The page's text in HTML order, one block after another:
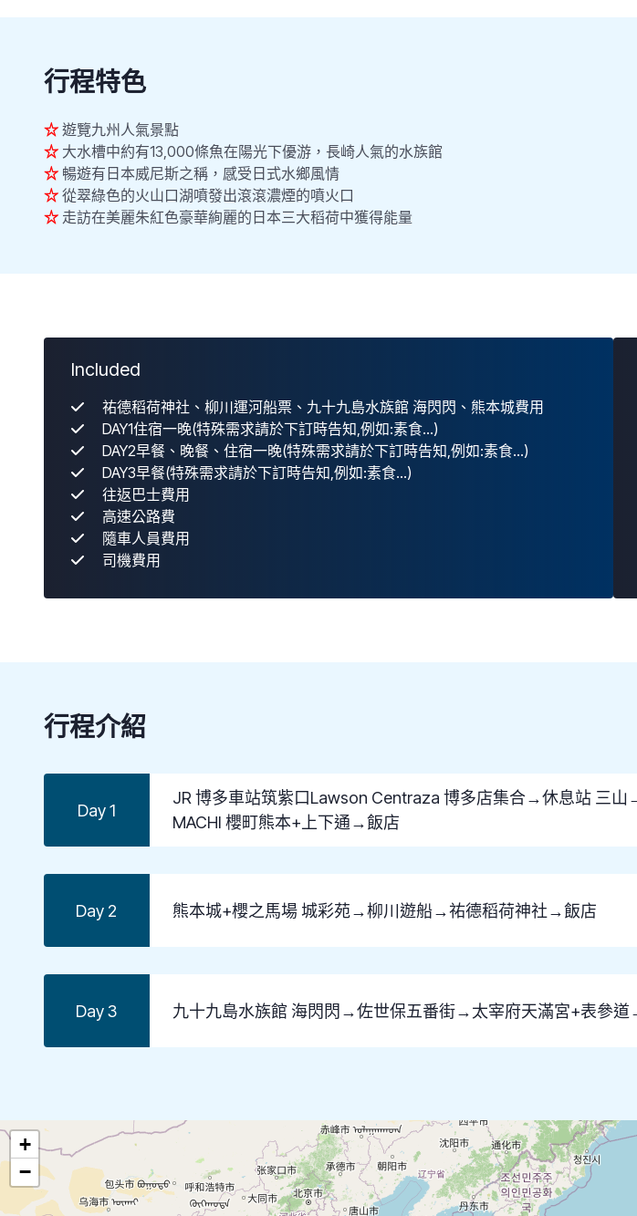
行程特色
☆ 遊覽九州人氣景點
☆ 大水槽中約有13,000條魚在陽光下優游，長崎人氣的水族館
☆ 暢遊有日本威尼斯之稱，感受日式水鄉風情
☆ 從翠綠色的火山口湖噴發出滾滾濃煙的噴火口
☆ 走訪在美麗朱紅色豪華絢麗的日本三大稻荷中獲得能量
Included
祐德稻荷神社、柳川運河船票、九十九島水族館 海閃閃、熊本城費用
DAY1住宿一晚(特殊需求請於下訂時告知,例如:素食...)
DAY2早餐、晚餐、住宿一晚(特殊需求請於下訂時告知,例如:素食...)
DAY3早餐(特殊需求請於下訂時告知,例如:素食...)
往返巴士費用
高速公路費
隨車人員費用
司機費用
行程介紹
Day 1
JR 博多車站筑紫口Lawson Centraza 博多店集合→休息站 三
MACHI 櫻町熊本+上下通→飯店
Day 2 熊本城+櫻之馬場 城彩苑→柳川遊船→祐德稻荷神社→飯店
Day 3 九十九島水族館 海閃閃→佐世保五番街→太宰府天滿宮+表參
+
−